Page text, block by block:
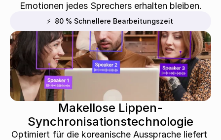
Emotionen jedes Sprechers erhalten bleiben.
⚡  80 % Schnellere Bearbeitungszeit
Makellose Lippen-
Synchronisationstechnologie
Optimiert für die koreanische Aussprache liefert